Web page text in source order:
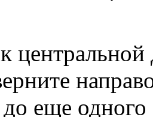
до еще